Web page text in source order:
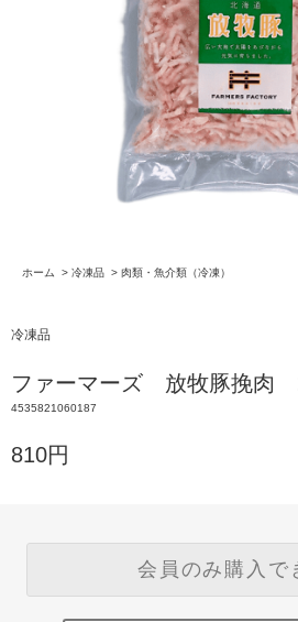
ホーム > 冷凍品 > 肉類・魚介類（冷凍）
冷凍品
ファーマーズ 放牧豚挽肉
4535821060187
810円
会員のみ購入で